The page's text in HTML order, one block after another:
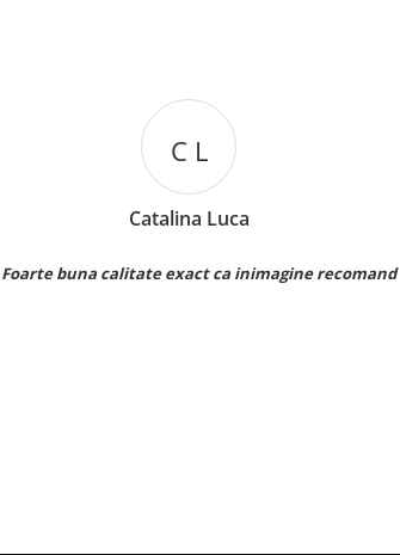
Foarte frumos! Este exact ca in